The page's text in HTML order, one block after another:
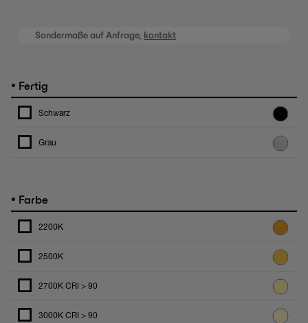
Sondermaße auf Anfrage, kontakt
• Fertig
Schwarz
Grau
• Farbe
2200K
2500K
2700K CRI > 90
3000K CRI > 90